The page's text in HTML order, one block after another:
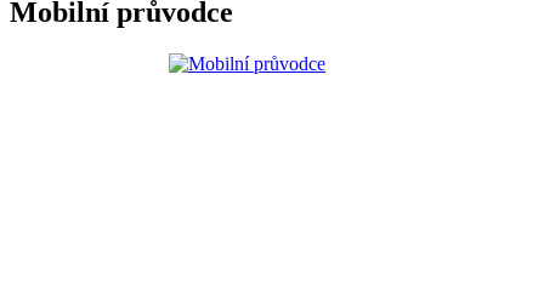
Mobilní průvodce